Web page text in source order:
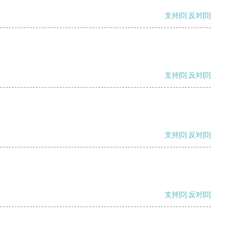
支持[0] 反对[0]
支持[0] 反对[0]
支持[0] 反对[0]
支持[0] 反对[0]